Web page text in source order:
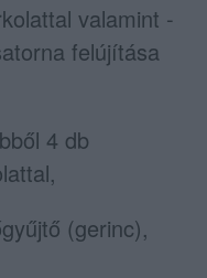
valamint -
felújítása
4 db
(gerinc),